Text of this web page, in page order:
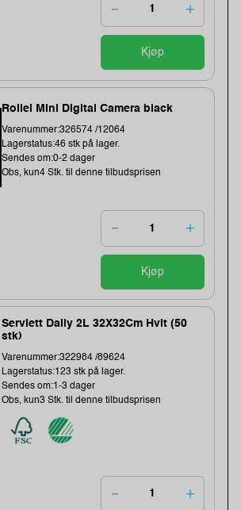
Kjøp
Rollei Mini Digital Camera black
Varenummer:326574 /12064
Lagerstatus:46 stk på lager.
Sendes om:0-2 dager
Obs, kun4 Stk. til denne tilbudsprisen
Kjøp
Serviett Daily 2L 32X32Cm Hvit (50
stk)
Varenummer:322984 /89624
Lagerstatus:123 stk på lager.
Sendes om:1-3 dager
Obs, kun3 Stk. til denne tilbudsprisen